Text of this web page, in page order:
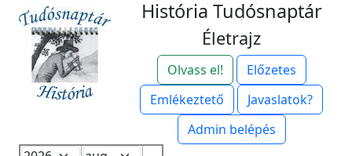
História Tudósnaptár
Életrajz
Olvass el!
Előzetes
Emlékeztető
Javaslatok?
Admin belépés